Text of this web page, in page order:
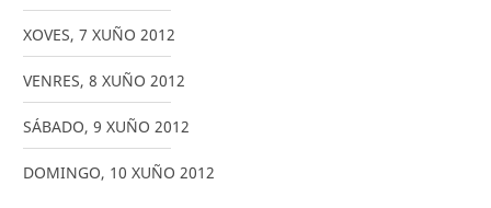
XOVES, 7 XUÑO 2012
VENRES, 8 XUÑO 2012
SÁBADO, 9 XUÑO 2012
DOMINGO, 10 XUÑO 2012